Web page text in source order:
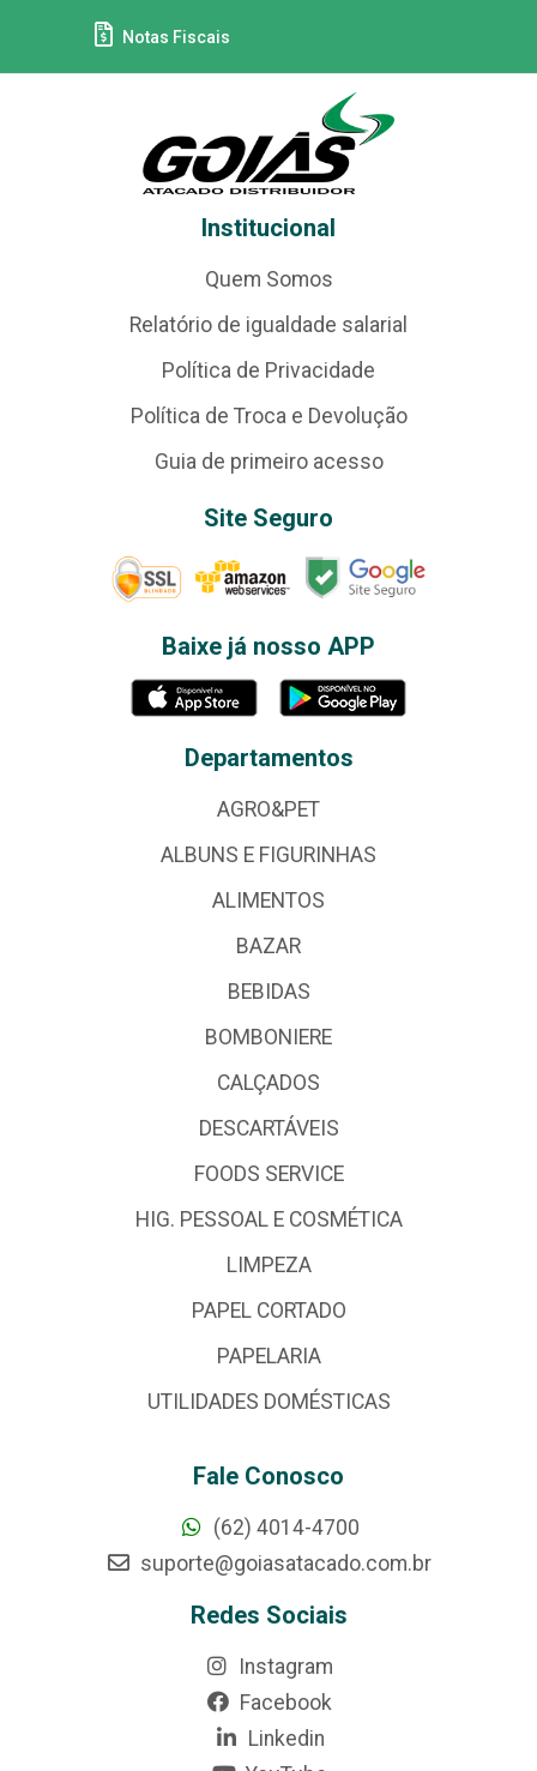
Notas Fiscais
Institucional
Quem Somos
Relatório de igualdade salarial
Política de Privacidade
Política de Troca e Devolução
Guia de primeiro acesso
Site Seguro
Baixe já nosso APP
Departamentos
AGRO&PET
ALBUNS E FIGURINHAS
ALIMENTOS
BAZAR
BEBIDAS
BOMBONIERE
CALÇADOS
DESCARTÁVEIS
FOODS SERVICE
HIG. PESSOAL E COSMÉTICA
LIMPEZA
PAPEL CORTADO
PAPELARIA
UTILIDADES DOMÉSTICAS
Fale Conosco
(62) 4014-4700
suporte@goiasatacado.com.br
Redes Sociais
Instagram
Facebook
Linkedin